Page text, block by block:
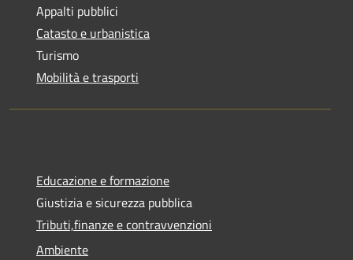
Appalti pubblici
Catasto e urbanistica
Turismo
Mobilità e trasporti
Educazione e formazione
Giustizia e sicurezza pubblica
Tributi,finanze e contravvenzioni
Ambiente